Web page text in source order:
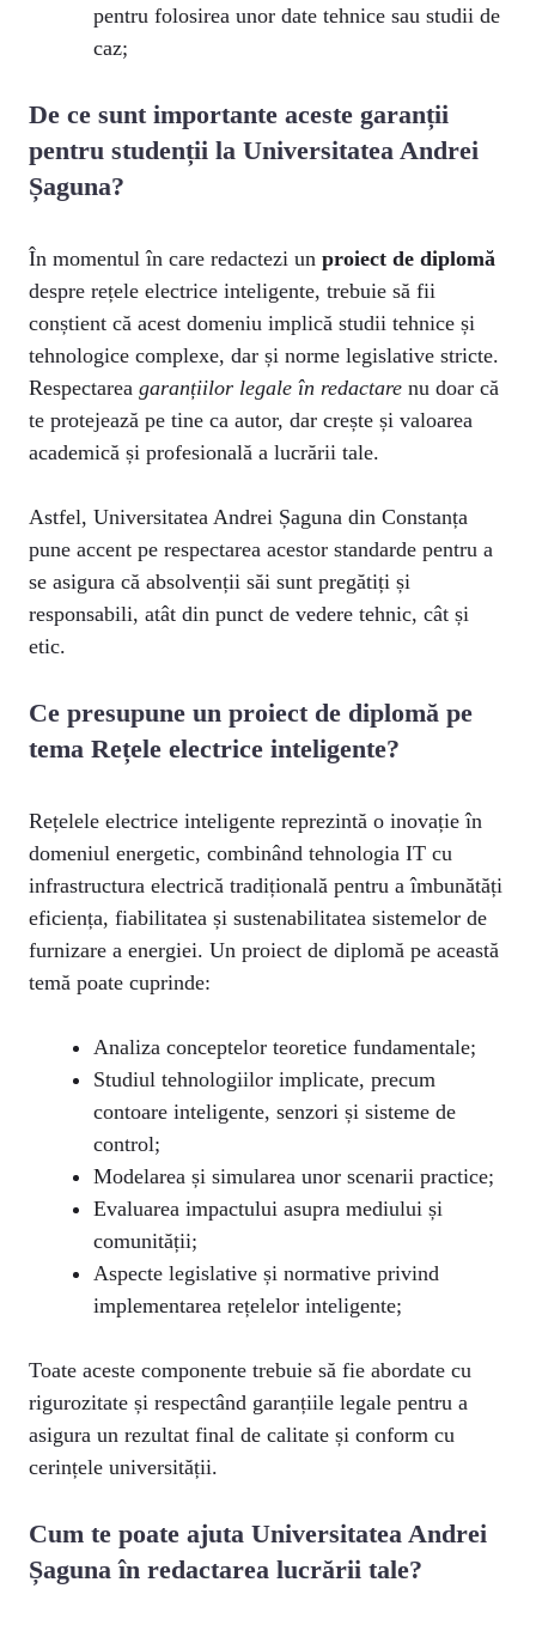
pentru folosirea unor date tehnice sau studii de
caz;
De ce sunt importante aceste garanții
pentru studenții la Universitatea Andrei
Șaguna?
În momentul în care redactezi un proiect de diplomă
despre rețele electrice inteligente, trebuie să fii
conștient că acest domeniu implică studii tehnice și
tehnologice complexe, dar și norme legislative stricte.
Respectarea garanțiilor legale în redactare nu doar că
te protejează pe tine ca autor, dar crește și valoarea
academică și profesională a lucrării tale.
Astfel, Universitatea Andrei Șaguna din Constanța
pune accent pe respectarea acestor standarde pentru a
se asigura că absolvenții săi sunt pregătiți și
responsabili, atât din punct de vedere tehnic, cât și
etic.
Ce presupune un proiect de diplomă pe
tema Rețele electrice inteligente?
Rețelele electrice inteligente reprezintă o inovație în
domeniul energetic, combinând tehnologia IT cu
infrastructura electrică tradițională pentru a îmbunătăți
eficiența, fiabilitatea și sustenabilitatea sistemelor de
furnizare a energiei. Un proiect de diplomă pe această
temă poate cuprinde:
Analiza conceptelor teoretice fundamentale;
Studiul tehnologiilor implicate, precum
contoare inteligente, senzori și sisteme de
control;
Modelarea și simularea unor scenarii practice;
Evaluarea impactului asupra mediului și
comunității;
Aspecte legislative și normative privind
implementarea rețelelor inteligente;
Toate aceste componente trebuie să fie abordate cu
rigurozitate și respectând garanțiile legale pentru a
asigura un rezultat final de calitate și conform cu
cerințele universității.
Cum te poate ajuta Universitatea Andrei
Șaguna în redactarea lucrării tale?